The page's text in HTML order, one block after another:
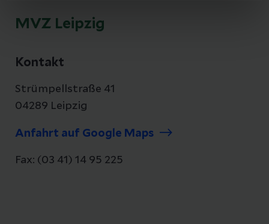
MVZ Leipzig
Kontakt
Strümpellstraße 41
04289 Leipzig
Anfahrt auf Google Maps
Fax: (03 41) 14 95 225